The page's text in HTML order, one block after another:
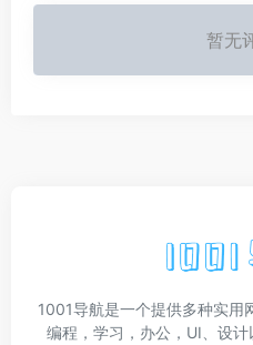
暂无
1001导航是一个提供多种实用
编程，学习，办公，UI、设